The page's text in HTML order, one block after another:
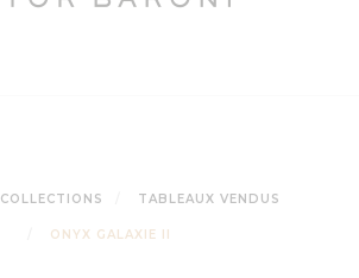
COLLECTIONS TABLEAUX VENDUS
ONYX GALAXIE II